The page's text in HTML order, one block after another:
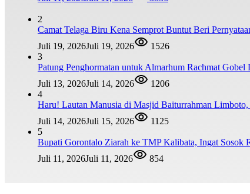
2
Camat Telaga Biru Kena Semprot Buntut Beri
Juli 19, 2026Juli 19, 2026
1526
3
Patung Penghormatan untuk Almarhum Rachmat
Juli 13, 2026Juli 14, 2026
1206
4
Haru! Lautan Manusia di Masjid Baiturrahman
Juli 14, 2026Juli 15, 2026
1125
5
Bupati Gorontalo Ziarah ke TMP Kalibata, Ingat Sosok
Juli 11, 2026Juli 11, 2026 854